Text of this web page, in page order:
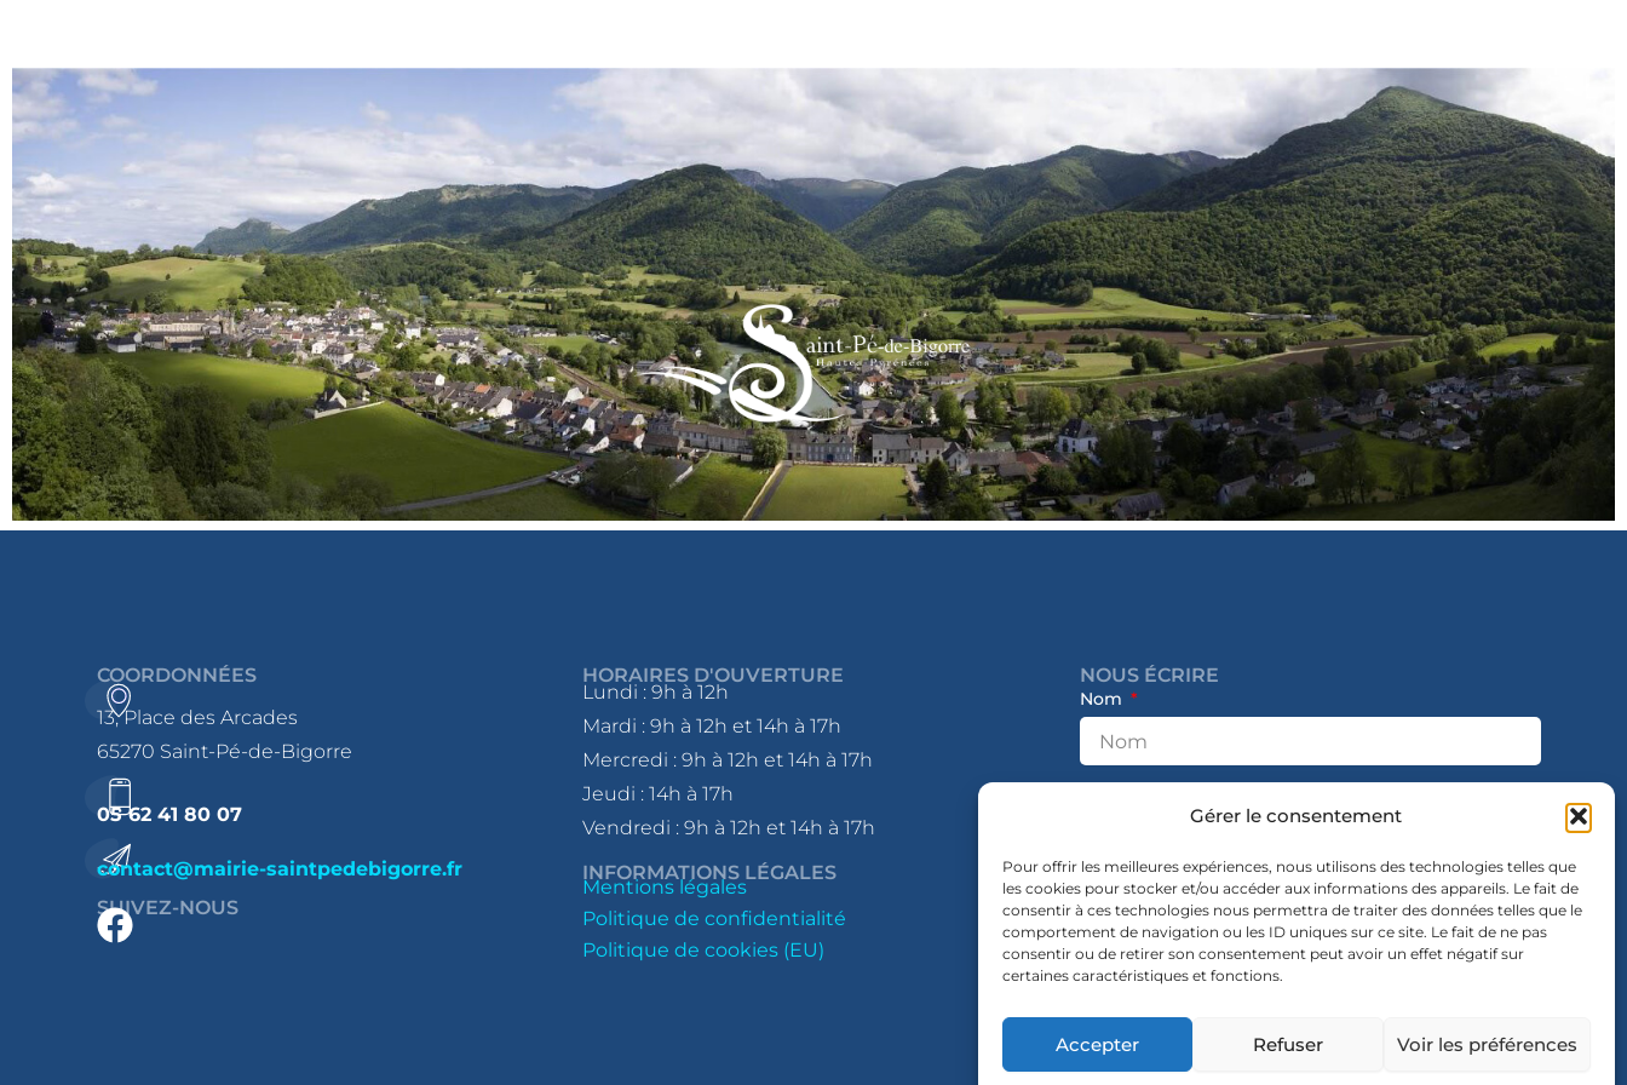
Gérer le consentement
Pour offrir les meilleures expériences, nous utilisons des technologies telles que
les cookies pour stocker et/ou accéder aux informations des appareils. Le fait de
consentir à ces technologies nous permettra de traiter des données telles que le
comportement de navigation ou les ID uniques sur ce site. Le fait de ne pas
consentir ou de retirer son consentement peut avoir un effet négatif sur
certaines caractéristiques et fonctions.
Accepter Refuser Voir les préférences
COORDONNÉES
13, Place des Arcades
65270 Saint-Pé-de-Bigorre
05 62 41 80 07
contact@mairie-saintpedebigorre.fr
SUIVEZ-NOUS
HORAIRES D'OUVERTURE
Lundi : 9h à 12h
Mardi : 9h à 12h et 14h à 17h
Mercredi : 9h à 12h et 14h à 17h
Jeudi : 14h à 17h
Vendredi : 9h à 12h et 14h à 17h
INFORMATIONS LÉGALES
Mentions légales
Politique de confidentialité
Politique de cookies (EU)
NOUS ÉCRIRE
Nom
Message